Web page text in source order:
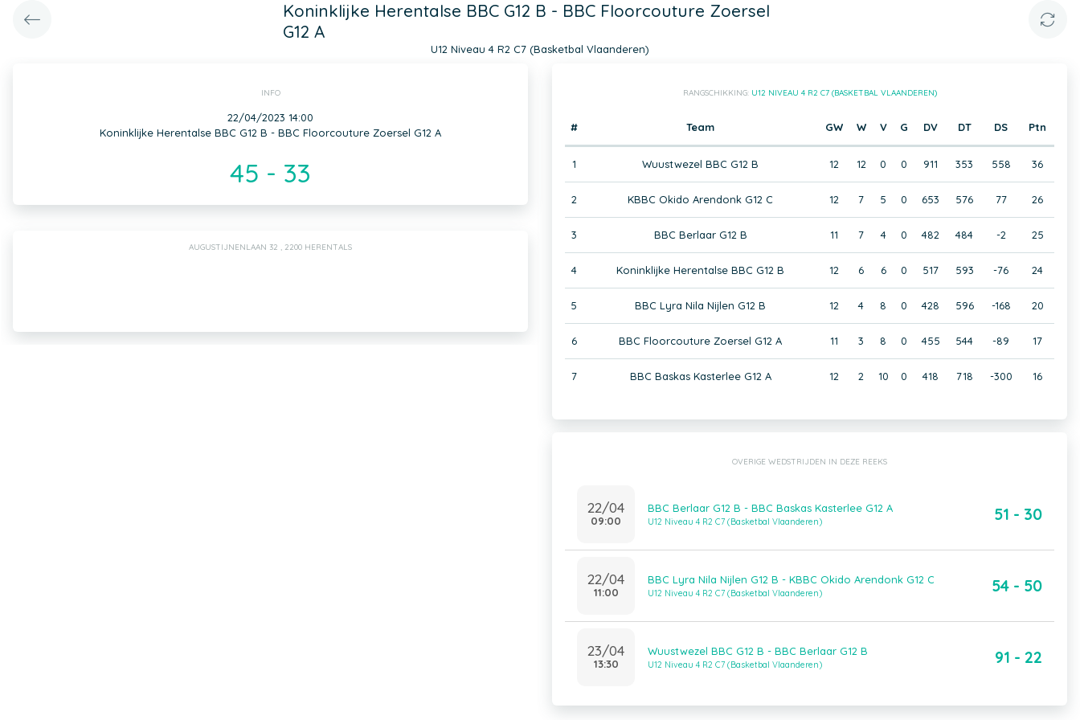
Koninklijke Herentalse BBC G12 B - BBC Floorcouture Zoersel
G12 A
U12 Niveau 4 R2 C7 (Basketbal Vlaanderen)
INFO
22/04/2023 14:00
Koninklijke Herentalse BBC G12 B - BBC Floorcouture Zoersel G12 A
45 - 33
AUGUSTIJNENLAAN 32 , 2200 HERENTALS
RANGSCHIKKING: U12 NIVEAU 4 R2 C7 (BASKETBAL VLAANDEREN)
# Team GW W V G DV DT DS Ptn
1 Wuustwezel BBC G12 B 12 12 0 0 911 353 558 36
2 KBBC Okido Arendonk G12 C 12 7 5 0 653 576 77 26
3 BBC Berlaar G12 B 11 7 4 0 482 484 -2 25
4 Koninklijke Herentalse BBC G12 B 12 6 6 0 517 593 -76 24
5 BBC Lyra Nila Nijlen G12 B 12 4 8 0 428 596 -168 20
6 BBC Floorcouture Zoersel G12 A 11 3 8 0 455 544 -89 17
7 BBC Baskas Kasterlee G12 A 12 2 10 0 418 718 -300 16
OVERIGE WEDSTRIJDEN IN DEZE REEKS
22/04
09:00
BBC Berlaar G12 B - BBC Baskas Kasterlee G12 A
U12 Niveau 4 R2 C7 (Basketbal Vlaanderen) 51 - 30
22/04
11:00
BBC Lyra Nila Nijlen G12 B - KBBC Okido Arendonk G12 C
U12 Niveau 4 R2 C7 (Basketbal Vlaanderen) 54 - 50
23/04
13:30
Wuustwezel BBC G12 B - BBC Berlaar G12 B
U12 Niveau 4 R2 C7 (Basketbal Vlaanderen) 91 - 22